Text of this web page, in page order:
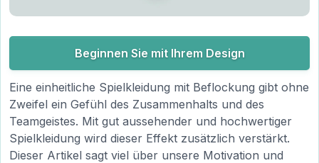
Beginnen Sie mit Ihrem Design
Eine einheitliche Spielkleidung mit Beflockung gibt ohne
Zweifel ein Gefühl des Zusammenhalts und des
Teamgeistes. Mit gut aussehender und hochwertiger
Spielkleidung wird dieser Effekt zusätzlich verstärkt.
Dieser Artikel sagt viel über unsere Motivation und